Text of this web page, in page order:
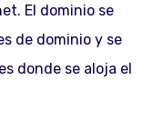
El dominio se
de dominio y se
donde se aloja el